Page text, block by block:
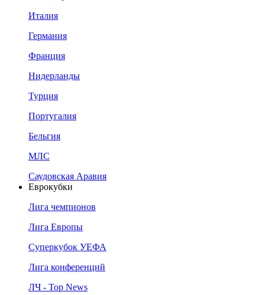
Италия
Германия
Франция
Нидерланды
Турция
Португалия
Бельгия
МЛС
Саудовская Аравия
Еврокубки
Лига чемпионов
Лига Европы
Суперкубок УЕФА
Лига конференций
ЛЧ - Top News